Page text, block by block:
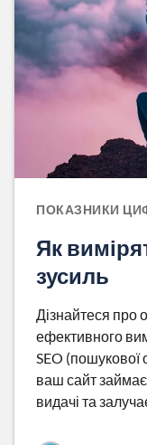
ПОКАЗНИКИ
Як
зусиль
Дізнайтеся про
ефективного
SEO (пошукової
ваш сайт займає
видачі та